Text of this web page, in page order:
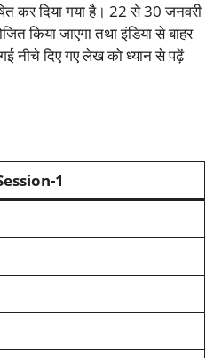
कर दिया गया है। 22 से 30 जनवरी
किया जाएगा तथा इंडिया से बाहर
गई नीचे दिए गए लेख को ध्यान से पढ़ें
1